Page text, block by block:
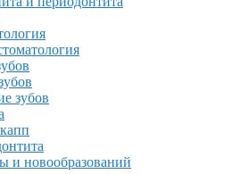
зубов
и новообразований